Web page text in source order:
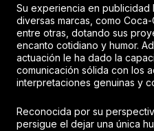
Su experiencia en
diversas marcas, como Coca-
entre otras, dotando sus
encanto cotidiano y humor.
actuación le ha dado la
comunicación sólida con los
interpretaciones genuinas y
Reconocida por su
persigue el dejar una única